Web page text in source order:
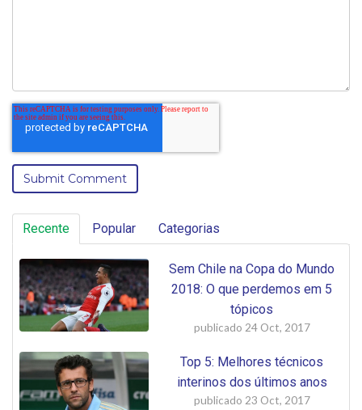
Recente Popular Categorias
Sem Chile na Copa do Mundo
2018: O que perdemos em 5
tópicos
publicado 24 Oct, 2017
Top 5: Melhores técnicos
interinos dos últimos anos
publicado 23 Oct, 2017